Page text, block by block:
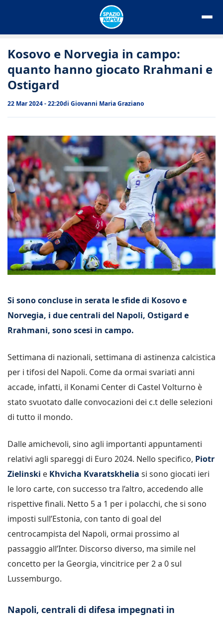
Kosovo e Norvegia in campo:
quanto hanno giocato Rrahmani e
Ostigard
22 Mar 2024 - 22:20di Giovanni Maria Graziano
Si sono concluse in serata le sfide di Kosovo e
Norvegia, i due centrali del Napoli, Ostigard e
Rrahmani, sono scesi in campo.
Settimana di nazionali, settimana di astinenza calcistica
per i tifosi del Napoli. Come da ormai svariati anni
accade, infatti, il Konami Center di Castel Volturno è
stato svuotato dalle convocazioni dei c.t delle selezioni
di tutto il mondo.
Dalle amichevoli, sino agli importanti appuntamenti
relativi agli spareggi di Euro 2024. Nello specifico, Piotr
Zielinski e Khvicha Kvaratskhelia si sono giocati ieri
le loro carte, con successo tra l’altro, accedendo alle
rispettive finali. Netto 5 a 1 per i polacchi, che si sono
imposti sull’Estonia, con tanto di goal del
centrocampista del Napoli, ormai prossimo al
passaggio all’Inter. Discorso diverso, ma simile nel
concetto per la Georgia, vincitrice per 2 a 0 sul
Lussemburgo.
Napoli, centrali di difesa impegnati in